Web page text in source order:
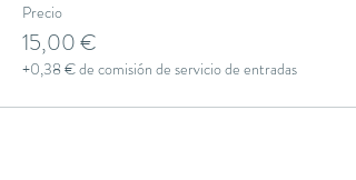
Precio
15,00 €
+0,38 € de comisión de servicio de entradas